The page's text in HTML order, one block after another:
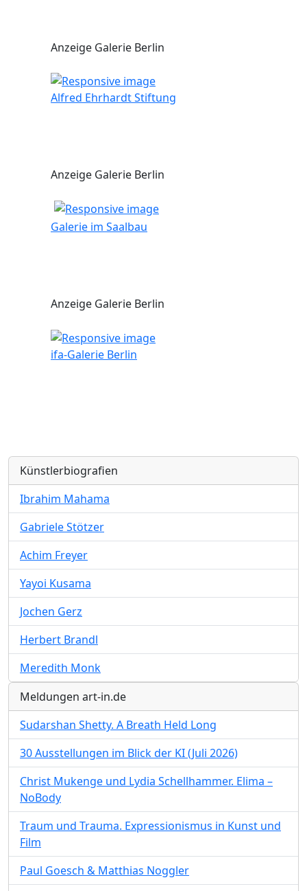
Anzeige Galerie Berlin
Alfred Ehrhardt Stiftung
Anzeige Galerie Berlin
Galerie im Saalbau
Anzeige Galerie Berlin
ifa-Galerie Berlin
Künstlerbiografien
Ibrahim Mahama
Gabriele Stötzer
Achim Freyer
Yayoi Kusama
Jochen Gerz
Herbert Brandl
Meredith Monk
Meldungen art-in.de
Sudarshan Shetty. A Breath Held Long
30 Ausstellungen im Blick der KI (Juli 2026)
Christ Mukenge und Lydia Schellhammer. Elima –
NoBody
Traum und Trauma. Expressionismus in Kunst und
Film
Paul Goesch & Matthias Noggler